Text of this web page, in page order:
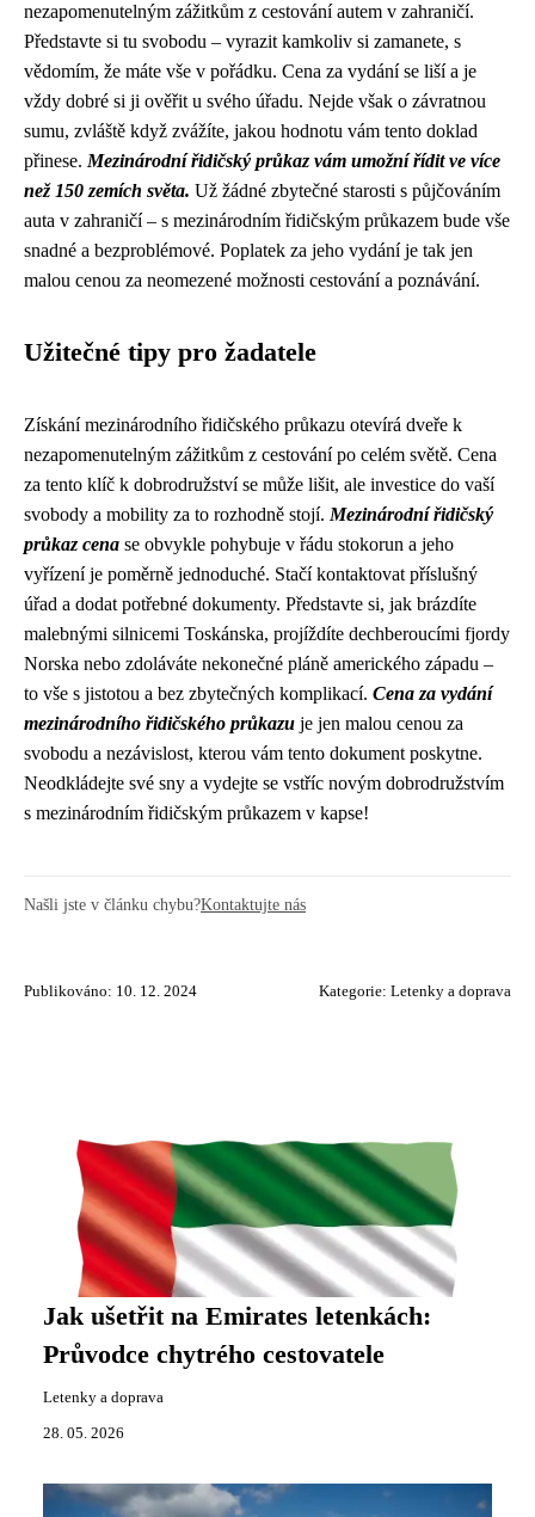
nezapomenutelným zážitkům z cestování autem v zahraničí.
Představte si tu svobodu – vyrazit kamkoliv si zamanete, s
vědomím, že máte vše v pořádku. Cena za vydání se liší a je
vždy dobré si ji ověřit u svého úřadu. Nejde však o závratnou
sumu, zvláště když zvážíte, jakou hodnotu vám tento doklad
přinese. Mezinárodní řidičský průkaz vám umožní řídit ve více
než 150 zemích světa. Už žádné zbytečné starosti s půjčováním
auta v zahraničí – s mezinárodním řidičským průkazem bude vše
snadné a bezproblémové. Poplatek za jeho vydání je tak jen
malou cenou za neomezené možnosti cestování a poznávání.
Užitečné tipy pro žadatele
Získání mezinárodního řidičského průkazu otevírá dveře k
nezapomenutelným zážitkům z cestování po celém světě. Cena
za tento klíč k dobrodružství se může lišit, ale investice do vaší
svobody a mobility za to rozhodně stojí. Mezinárodní řidičský
průkaz cena se obvykle pohybuje v řádu stokorun a jeho
vyřízení je poměrně jednoduché. Stačí kontaktovat příslušný
úřad a dodat potřebné dokumenty. Představte si, jak brázdíte
malebnými silnicemi Toskánska, projíždíte dechberoucími fjordy
Norska nebo zdoláváte nekonečné pláně amerického západu –
to vše s jistotou a bez zbytečných komplikací. Cena za vydání
mezinárodního řidičského průkazu je jen malou cenou za
svobodu a nezávislost, kterou vám tento dokument poskytne.
Neodkládejte své sny a vydejte se vstříc novým dobrodružstvím
s mezinárodním řidičským průkazem v kapse!
Našli jste v článku chybu?Kontaktujte nás
Publikováno: 10. 12. 2024 Kategorie: Letenky a doprava
Jak ušetřit na Emirates letenkách:
Průvodce chytrého cestovatele
Letenky a doprava
28. 05. 2026